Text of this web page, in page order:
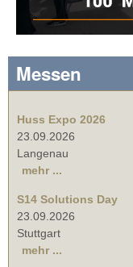
Messen
Huss Expo 2026
23.09.2026
Langenau
mehr ...
S14 Solutions Day
23.09.2026
Stuttgart
mehr ...